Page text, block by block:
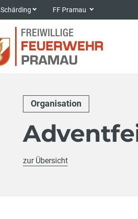
Schärding FF Pramau
Organisation
zur Übersicht